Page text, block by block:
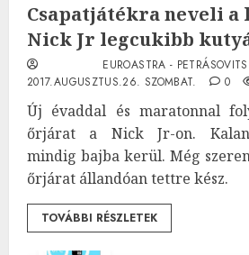
Csapatjátékra neveli a
Nick Jr legcukibb
EUROASTRA -
2017.AUGUSZTUS.26. SZOMBAT.
0
Új évaddal és maratonnal
őrjárat a Nick Jr-on.
mindig bajba kerül. Még
őrjárat állandóan tettre kész.
TOVÁBBI RÉSZLETEK